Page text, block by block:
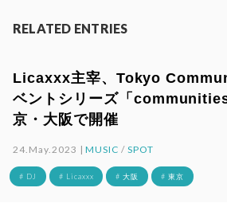
RELATED ENTRIES
Licaxxx主宰、Tokyo
ベントシリーズ「
京・大阪で開催
24.May.2023 |MUSIC /SPOT
# DJ # Licaxxx # 大阪 # 東京